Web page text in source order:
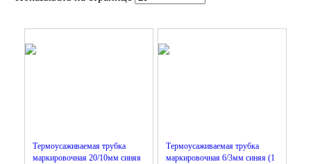
Термоусаживаемая трубка
маркировочная 20/10мм синяя
Термоусаживаемая трубка
маркировочная 6/3мм синяя (1